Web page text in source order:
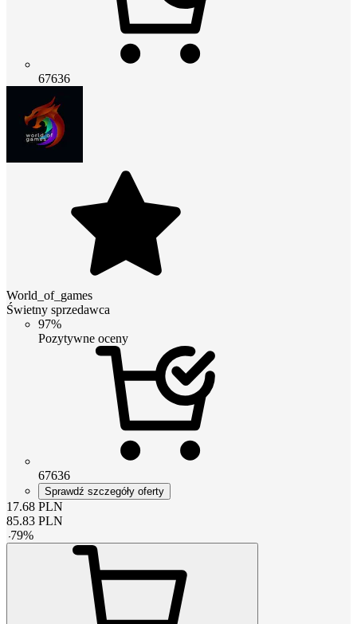
67636
World_of_games
Świetny sprzedawca
97%
Pozytywne oceny
67636
Sprawdź szczegóły oferty
17.68 PLN
85.83 PLN
-79%